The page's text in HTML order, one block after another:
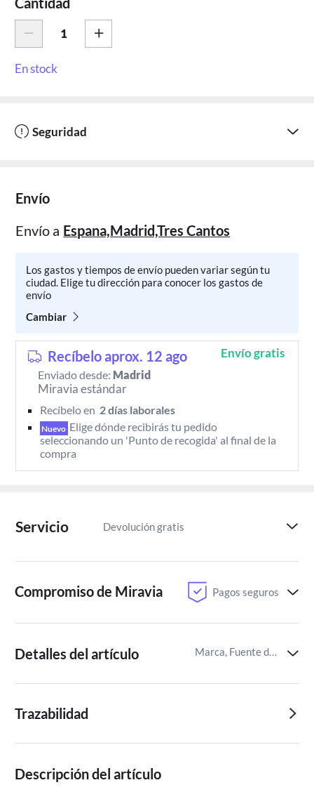
En stock
Seguridad
Envío
Envío a Espana,Madrid,Tres Cantos
Los gastos y tiempos de envío pueden variar según tu
ciudad. Elige tu dirección para conocer los gastos de
envío
Cambiar
Recíbelo aprox. 12 ago Envío gratis
Enviado desde: Madrid
Miravia estándar
Recíbelo en 2 días laborales
Nuevo Elige dónde recibirás tu pedido
seleccionando un 'Punto de recogida' al final de la
compra
Servicio Devolución gratis Paga
Compromiso de Miravia Pagos seguros
Detalles del artículo
Trazabilidad
Descripción del artículo